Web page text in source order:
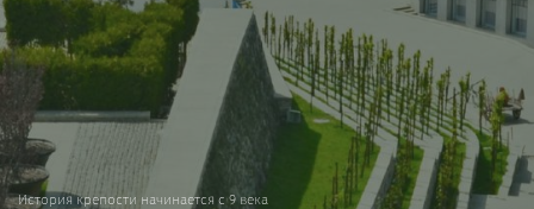
История крепости начинается с 9 века